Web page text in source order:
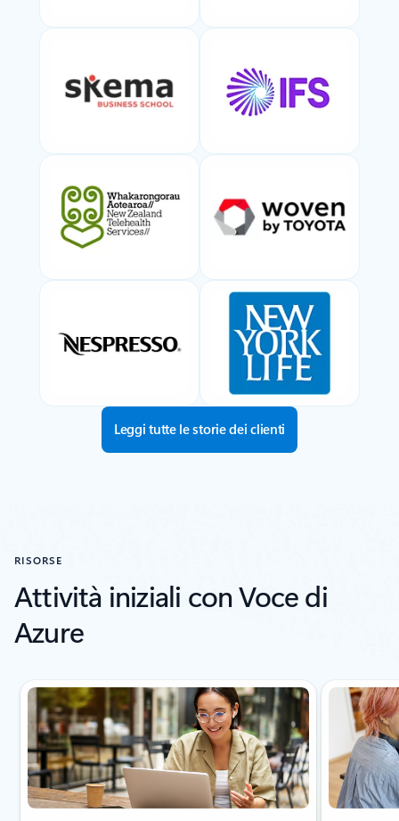
Leggi tutte le storie dei clienti
RISORSE
Attività iniziali con Voce di
Azure
Visualizzazione della diapositiva 1 di 8